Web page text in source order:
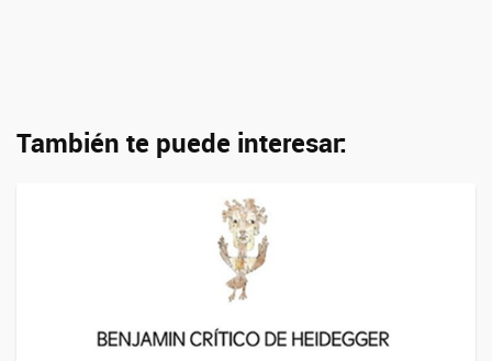
También te puede interesar: